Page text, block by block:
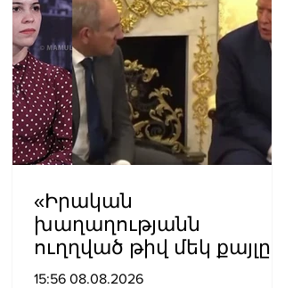
«Իրական
խաղաղությանն
ուղղված թիվ մեկ քայլը
պետք է լիներ մեր բոլոր
15:56 08.08.2026